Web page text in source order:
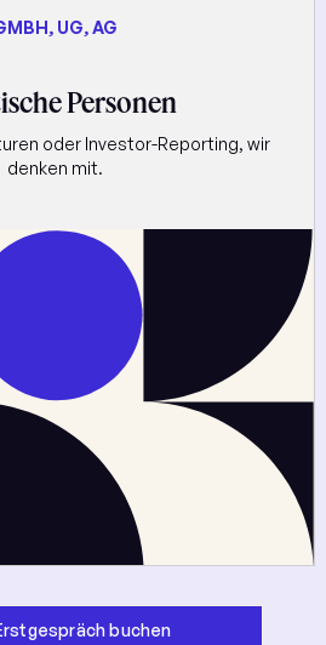
UG, AG
Personen
oder Investor-Reporting, wir
denken mit.
buchen